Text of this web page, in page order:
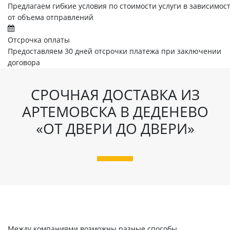
Предлагаем гибкие условия по стоимости услуги в
от объема отправлений
Отсрочка оплаты
Предоставляем 30 дней отсрочки платежа при заключении
договора
СРОЧНАЯ ДОСТАВКА ИЗ
АРТЕМОВСКА В ДЕДЕНЕВО
«ОТ ДВЕРИ ДО ДВЕРИ»